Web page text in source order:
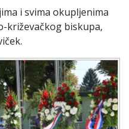
i svima okupljenima
križevačkog biskupa,